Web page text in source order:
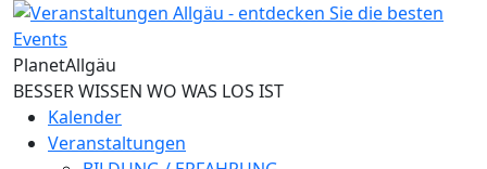
Direkt zum Inhalt
PlanetAllgäu
BESSER WISSEN WO WAS LOS IST
Kalender
Veranstaltungen